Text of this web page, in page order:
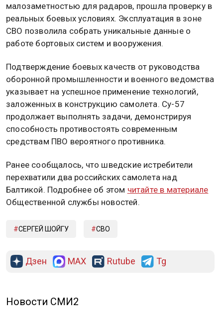
малозаметностью для радаров, прошла проверку в
реальных боевых условиях. Эксплуатация в зоне
СВО позволила собрать уникальные данные о
работе бортовых систем и вооружения.
Подтверждение боевых качеств от руководства
оборонной промышленности и военного ведомства
указывает на успешное применение технологий,
заложенных в конструкцию самолета. Су-57
продолжает выполнять задачи, демонстрируя
способность противостоять современным
средствам ПВО вероятного противника.
Ранее сообщалось, что шведские истребители
перехватили два российских самолета над
Балтикой. Подробнее об этом читайте в материале
Общественной службы новостей.
СЕРГЕЙ ШОЙГУ СВО
Дзен MAX Rutube Tg
Новости СМИ2